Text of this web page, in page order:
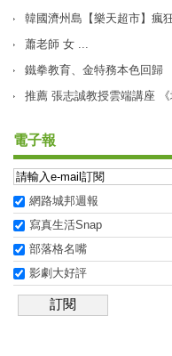
韓國濟州島【樂天超市】瘋
蕭老師 女 ...
鐵拳教育、金特務本色回歸
推薦 張志誠教授雲端講座
電子報
網路城邦週報
寫真生活Snap
部落格名嘴
影劇大好評
訂閱